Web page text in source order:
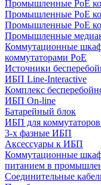
Промышленные PoE
Промышленные PoE
Промышленные PoE
Промышленные
Коммутационные
коммутаторами PoE
Источники
ИБП Line-Interactive
Комплекс
ИБП On-line
Батарейный блок
ИБП для
3-х фазные ИБП
Аксессуары к ИБП
Коммутационные
питанием в
Соединительные